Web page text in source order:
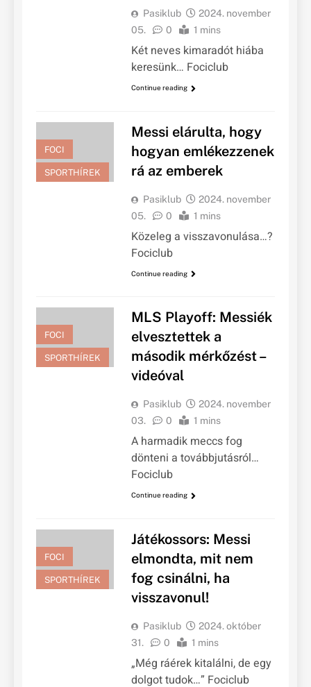
Pasiklub
2024. november
05.
0 1 mins
Két neves kimaradót hiába
keresünk… Fociclub
Continue reading
FOCI
SPORTHÍREK
Messi elárulta, hogy
hogyan emlékezzenek
rá az emberek
Pasiklub
2024. november
05.
0 1 mins
Közeleg a visszavonulása…?
Fociclub
Continue reading
FOCI
SPORTHÍREK
MLS Playoff: Messiék
elvesztettek a
második mérkőzést –
videóval
Pasiklub
2024. november
03.
0 1 mins
A harmadik meccs fog
dönteni a továbbjutásról…
Fociclub
Continue reading
FOCI
SPORTHÍREK
Játékossors: Messi
elmondta, mit nem
fog csinálni, ha
visszavonul!
Pasiklub
2024. október
31.
0 1 mins
„Még ráérek kitalálni, de egy
dolgot tudok…” Fociclub